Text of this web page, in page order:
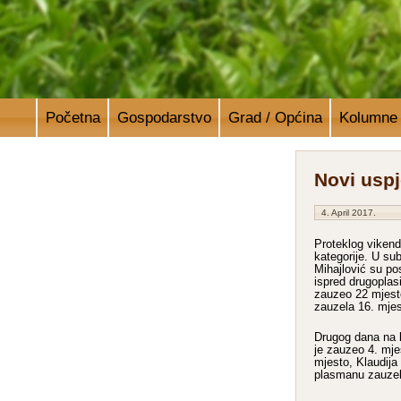
Početna Gospodarstvo Grad / Općina Kolumne
Novi
4. April 2017.
Proteklog
kategorije. U
Mihajlović su
ispred
zauzeo 22
zauzela 16.
Drugog dana
je zauzeo 4.
mjesto,
plasmanu